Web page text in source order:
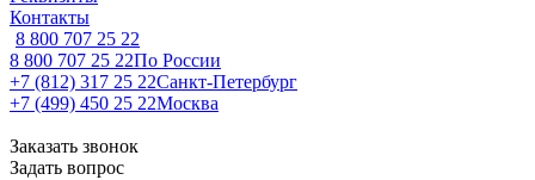
Контакты
8 800 707 25 22
8 800 707 25 22По России
+7 (812) 317 25 22Санкт-Петербург
+7 (499) 450 25 22Москва
Заказать звонок
Задать вопрос